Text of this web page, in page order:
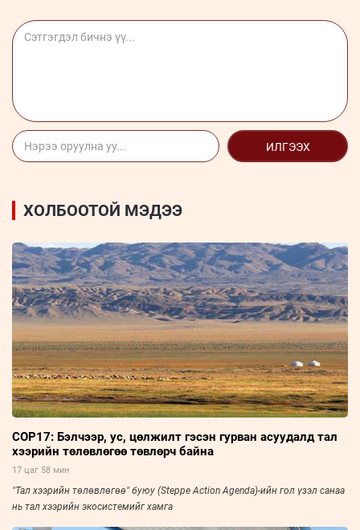
ИЛГЭЭХ
ХОЛБООТОЙ МЭДЭЭ
COP17: Бэлчээр, ус, цөлжилт гэсэн гурван асуудалд тал
хээрийн төлөвлөгөө төвлөрч байна
17 цаг 58 мин
"Тал хээрийн төлөвлөгөө" буюу (Steppe Action Agenda)-ийн гол үзэл санаа
нь тал хээрийн экосистемийг хамга